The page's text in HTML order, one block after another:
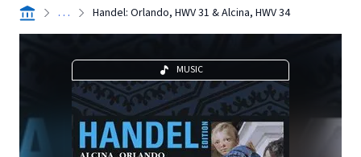
. . . Handel: Orlando, HWV 31 & Alcina, HWV 34
MUSIC